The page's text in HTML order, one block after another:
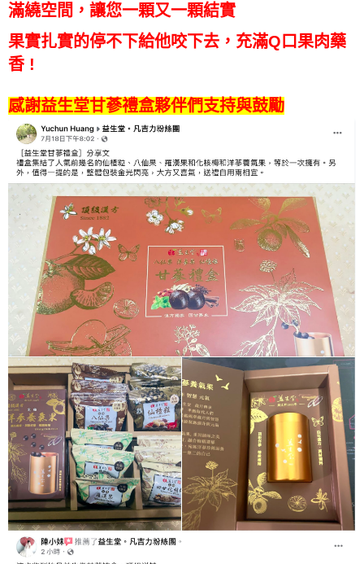
滿繞空間，讓您一顆又一顆結實
果實扎實的停不下給他咬下去，充滿Q口果肉藥
香 !
感謝益生堂甘蔘禮盒夥伴們支持與鼓勵